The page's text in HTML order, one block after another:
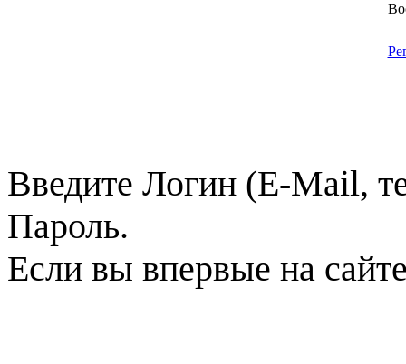
Введите Логин (E-Mail,
Пароль.
Если вы впервые на